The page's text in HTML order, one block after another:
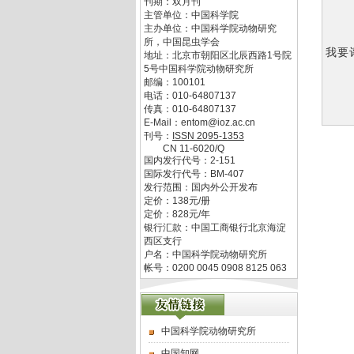
主管单位： 中国科学院
主办单位： 中国科学院动物研究
所，中国昆虫学会
地址： 北京市朝阳区北辰西路1号院
5号中国科学院动物研究所
邮编： 100101
电话： 010-64807137
传真： 010-64807137
E-Mail： entom@ioz.ac.cn
刊号： ISSN 2095-1353
CN 11-6020/Q
国内发行代号： 2-151
国际发行代号： BM-407
发行范围：国内外公开发布
定价： 138元/册
定价： 828元/年
银行汇款：中国工商银行北京海淀
西区支行
户名：中国科学院动物研究所
帐号：0200 0045 0908 8125 063
中国科学院动物研究所
我要